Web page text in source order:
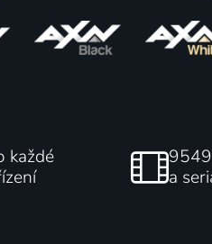
Diamantový plášť
65 %
každé
a